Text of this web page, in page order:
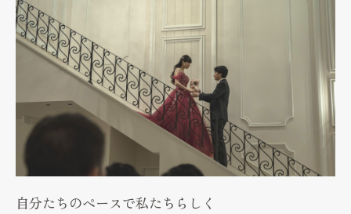
ドレス
Dress
料理・ケーキ
ベストレート保証
Best rate guarantee
私たちの想い
自分たちのペースで私たちらしく